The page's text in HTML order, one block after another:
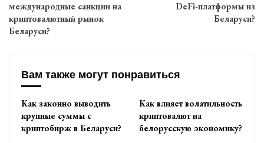
международные санкции на
криптовалютный рынок
Беларуси?
DeFi-платформы из
Беларуси?
Вам также могут понравиться
Как законно выводить
крупные суммы с
криптобирж в Беларуси?
Как влияет волатильность
криптовалют на
белорусскую экономику?